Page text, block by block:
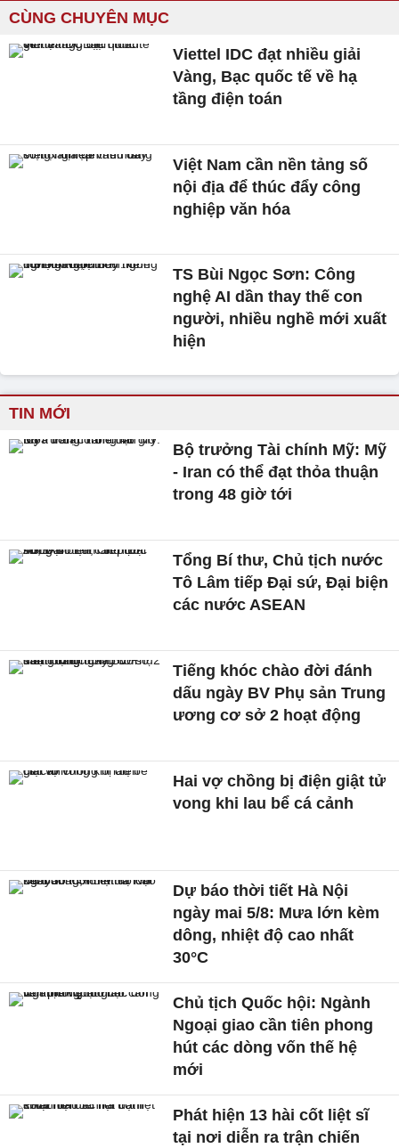
CÙNG CHUYÊN MỤC
Viettel IDC đạt nhiều giải
Vàng, Bạc quốc tế về hạ
tầng điện toán
Việt Nam cần nền tảng số
nội địa để thúc đẩy công
nghiệp văn hóa
TS Bùi Ngọc Sơn: Công
nghệ AI dần thay thế con
người, nhiều nghề mới xuất
hiện
TIN MỚI
Bộ trưởng Tài chính Mỹ: Mỹ
- Iran có thể đạt thỏa thuận
trong 48 giờ tới
Tổng Bí thư, Chủ tịch nước
Tô Lâm tiếp Đại sứ, Đại biện
các nước ASEAN
Tiếng khóc chào đời đánh
dấu ngày BV Phụ sản Trung
ương cơ sở 2 hoạt động
Hai vợ chồng bị điện giật tử
vong khi lau bể cá cảnh
Dự báo thời tiết Hà Nội
ngày mai 5/8: Mưa lớn kèm
dông, nhiệt độ cao nhất
30°C
Chủ tịch Quốc hội: Ngành
Ngoại giao cần tiên phong
hút các dòng vốn thế hệ
mới
Phát hiện 13 hài cốt liệt sĩ
tại nơi diễn ra trận chiến